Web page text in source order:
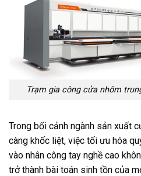
Trạm gia công cửa nhôm
Trong bối cảnh ngành sản xuất
càng khốc liệt, việc tối ưu hóa
vào nhân công tay nghề cao
trở thành bài toán sinh tồn của